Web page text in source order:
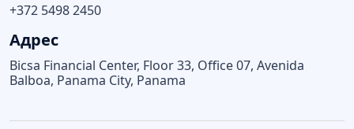
+372 5498 2450
Адрес
Bicsa Financial Center, Floor 33, Office 07, Avenida
Balboa, Panama City, Panama